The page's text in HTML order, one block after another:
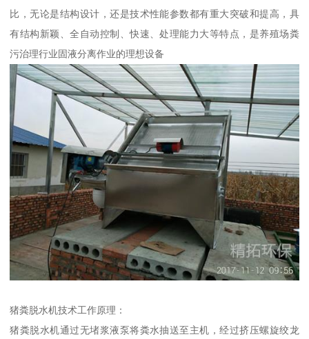
比，无论是结构设计，还是技术性能参数都有重大突破和提高，具
有结构新颖、全自动控制、快速、处理能力大等特点，是养殖场粪
污治理行业固液分离作业的理想设备
猪粪脱水机技术工作原理：
猪粪脱水机通过无堵浆液泵将粪水抽送至主机，经过挤压螺旋绞龙